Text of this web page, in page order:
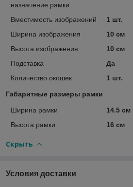
назначение рамки
Вместимость изображений
1 шт.
Ширина изображения
10 см
Высота изображения
10 см
Подставка
Да
Количество окошек
1 шт.
Габаритные размеры рамки
Ширина рамки
14.5 см
Высота рамки
16 см
Скрыть
Условия доставки